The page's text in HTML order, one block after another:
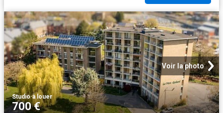
Voir la photo
Studio·à louer
700 €